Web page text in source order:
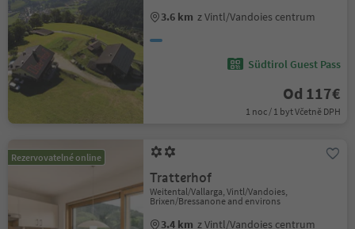
3.6 km z Vintl/Vandoies centrum
Südtirol Guest Pass
Od 117€
1 noc / 1 byt Včetně DPH
Rezervovatelné online
Tratterhof
Weitental/Vallarga, Vintl/Vandoies,
Brixen/Bressanone and environs
3.4 km z Vintl/Vandoies centrum